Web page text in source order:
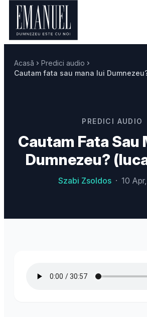
Acasă
Predici audio
Cautam fata sau mana lui
PREDICI AUDIO
Cautam Fata Sau
Dumnezeu?
Szabi Zsoldos · 10